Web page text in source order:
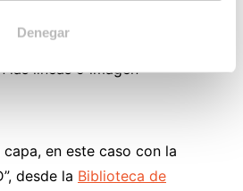
Denegar
una con el color en
las líneas o imagen
en este caso con la
desde la Biblioteca de